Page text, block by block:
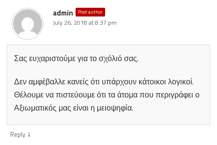
admin Post author
July 26, 2018 at 8:37 pm
Σας ευχαριστούμε για το σχόλιό σας.
Δεν αμφέβαλλε κανείς ότι υπάρχουν κάτοικοι λογικοί.
Θέλουμε να πιστεύουμε ότι τα άτομα που περιγράφει ο
Αξιωματικός μας είναι η μειοψηφία.
Reply ↓